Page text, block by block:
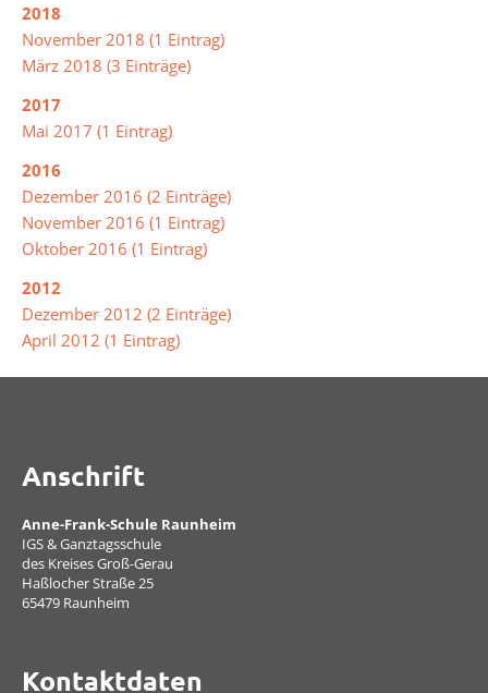
Lernzeiten
Pausenangebot
in
der
Umweltschule
Schule
Jugendmedienschutz
Arbeitslehre
2018
November 2018 (1 Eintrag)
März 2018 (3 Einträge)
2017
Mai 2017 (1 Eintrag)
2016
Dezember 2016 (2 Einträge)
November 2016 (1 Eintrag)
Oktober 2016 (1 Eintrag)
2012
Dezember 2012 (2 Einträge)
April 2012 (1 Eintrag)
Anschrift
Anne-Frank-Schule Raunheim
IGS & Ganztagsschule
des Kreises Groß-Gerau
Haßlocher Straße 25
65479 Raunheim
Kontaktdaten